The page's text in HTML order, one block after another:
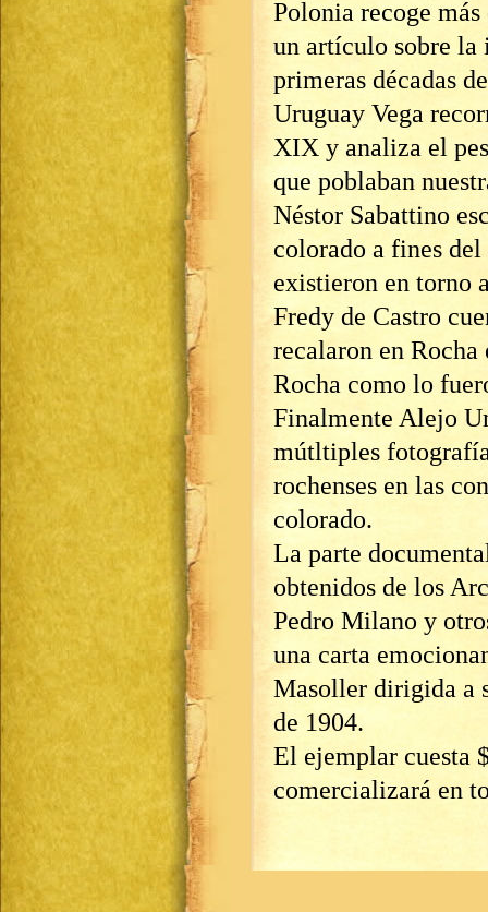
Polonia recoge
un artículo sobre la
primeras décadas
Uruguay Vega
XIX y analiza el
que poblaban
Néstor Sabattino
colorado a fines
existieron en torno
Fredy de Castro
recalaron en
Rocha como lo
Finalmente Alejo
mútltiples
rochenses en las
colorado.
La parte
obtenidos de los
Pedro Milano y
una carta
Masoller dirigida a
de 1904.
El ejemplar cuesta
comercializará en